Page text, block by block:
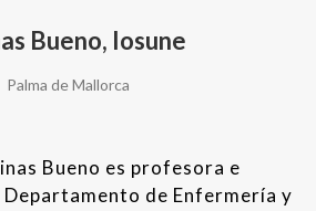
Bueno, Iosune
Palma de Mallorca
Bueno es profesora e
de Enfermería y